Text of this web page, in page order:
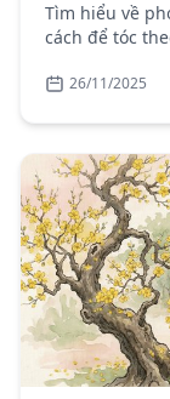
Tìm hiểu về
cách để tóc
26/11/2025